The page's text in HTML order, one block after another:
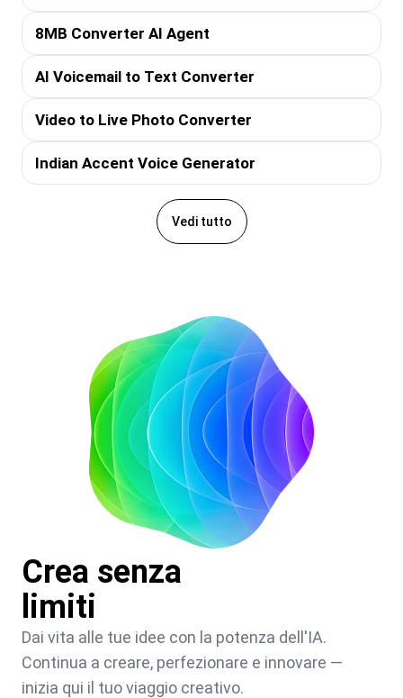
8MB Converter AI Agent
AI Voicemail to Text Converter
Video to Live Photo Converter
Indian Accent Voice Generator
Vedi tutto
Crea senza
limiti
Dai vita alle tue idee con la potenza dell'IA.
Continua a creare, perfezionare e innovare —
inizia qui il tuo viaggio creativo.